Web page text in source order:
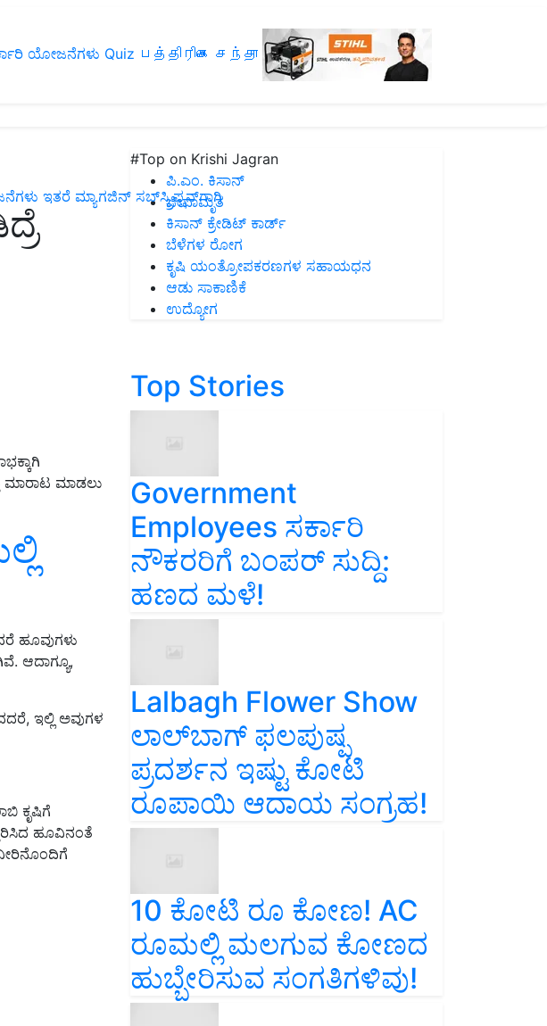
ಯೋಜನೆಗಳು Quiz பத்திரிகை சந்தா
ಇತರೆ ಮ್ಯಾಗಜಿನ್‌ ಸಬ್‌ಸ್ಕ್ರಿಪ್ಷನ್‌ಗಾಗಿ
ಮಾರಾಟ ಮಾಡಲು
ಹೂವುಗಳು
ಆದಾಗ್ಯೂ,
ಇಲ್ಲಿ ಅವುಗಳ
ಕೃಷಿಗೆ
ಹೂವಿನಂತೆ
#Top on Krishi Jagran
ಪಿ.ಎಂ. ಕಿಸಾನ್
ಜೀವಾಮೃತ
ಕಿಸಾನ್ ಕ್ರೇಡಿಟ್ ಕಾರ್ಡ್
ಬೆಳೆಗಳ ರೋಗ
ಕೃಷಿ ಯಂತ್ರೋಪಕರಣಗಳ ಸಹಾಯಧನ
ಆಡು ಸಾಕಾಣಿಕೆ
ಉದ್ಯೋಗ
Top Stories
Government
Employees ಸರ್ಕಾರಿ
ನೌಕರರಿಗೆ ಬಂಪರ್‌ ಸುದ್ದಿ:
ಹಣದ ಮಳೆ!
Lalbagh Flower Show
ಲಾಲ್‌ಬಾಗ್ ಫಲಪುಷ್ಪ
ಪ್ರದರ್ಶನ ಇಷ್ಟು ಕೋಟಿ
ರೂಪಾಯಿ ಆದಾಯ ಸಂಗ್ರಹ!
10 ಕೋಟಿ ರೂ ಕೋಣ! AC
ರೂಮಲ್ಲಿ ಮಲಗುವ ಕೋಣದ
ಹುಬ್ಬೇರಿಸುವ ಸಂಗತಿಗಳಿವು!